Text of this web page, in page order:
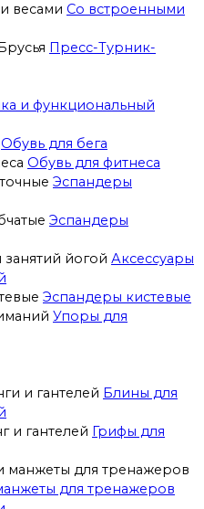
Со встроенными
Пресс-Турник-
и функциональный
Обувь для бега
Обувь для фитнеса
Эспандеры
Эспандеры
Аксессуары
Эспандеры кистевые
Упоры для
Блины для
Грифы для
для тренажеров